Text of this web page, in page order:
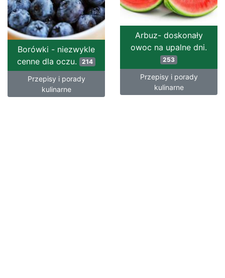
Arbuz- doskonały
owoc na upalne dni.
253
Przepisy i porady
kulinarne
Borówki - niezwykle
cenne dla oczu. 214
Przepisy i porady
kulinarne